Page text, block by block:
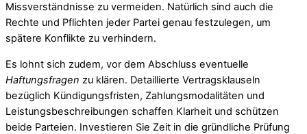
Missverständnisse zu vermeiden. Natürlich sind auch die
Rechte und Pflichten jeder Partei genau festzulegen, um
spätere Konflikte zu verhindern.
Es lohnt sich zudem, vor dem Abschluss eventuelle
Haftungsfragen zu klären. Detaillierte Vertragsklauseln
bezüglich Kündigungsfristen, Zahlungsmodalitäten und
Leistungsbeschreibungen schaffen Klarheit und schützen
beide Parteien. Investieren Sie Zeit in die gründliche Prüfung